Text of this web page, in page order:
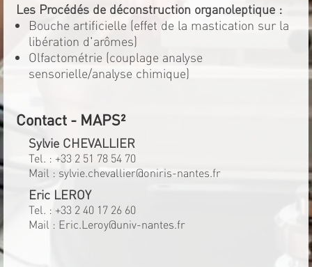
Les Procédés de déconstruction organoleptique :
Bouche artificielle (effet de la mastication sur la
libération d'arômes)
Olfactométrie (couplage analyse
sensorielle/analyse chimique)
Contact - MAPS²
Sylvie CHEVALLIER
Tel. : +33 2 51 78 54 70
Mail : sylvie.chevallier@oniris-nantes.fr
Eric LEROY
Tel. : +33 2 40 17 26 60
Mail : Eric.Leroy@univ-nantes.fr